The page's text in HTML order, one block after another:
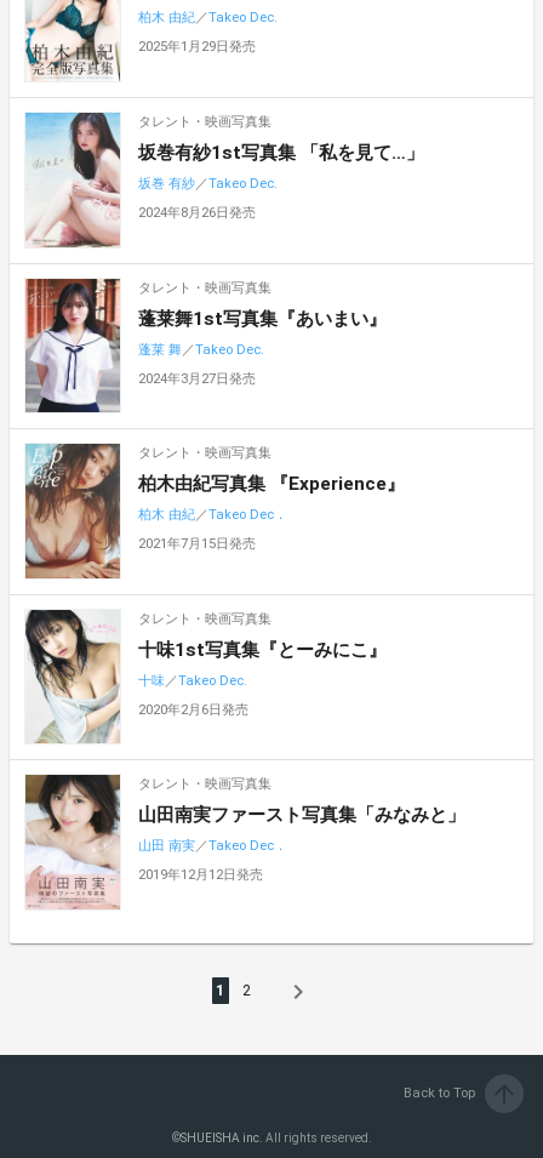
柏木 由紀／Takeo Dec.
2025年1月29日発売
タレント・映画写真集
坂巻有紗1st写真集 「私を見て…」
坂巻 有紗／Takeo Dec.
2024年8月26日発売
タレント・映画写真集
蓬莱舞1st写真集『あいまい』
蓬莱 舞 ／Takeo Dec.
2024年3月27日発売
タレント・映画写真集
柏木由紀写真集 『Experience』
柏木 由紀／Takeo Dec．
2021年7月15日発売
タレント・映画写真集
十味1st写真集『とーみにこ』
十味／Takeo Dec.
2020年2月6日発売
タレント・映画写真集
山田南実ファースト写真集「みなみと」
山田 南実 ／Takeo Dec．
2019年12月12日発売
1 2 navigate_next
Back to Top
©SHUEISHA inc. All rights reserved.